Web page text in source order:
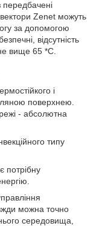
Zenet можуть
за допомогою
відсутність
не вище 65 *С.
і
поверхнею.
- абсолютна
типу
потрібну
можна точно
середовища,